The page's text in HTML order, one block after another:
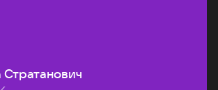
Стратанович